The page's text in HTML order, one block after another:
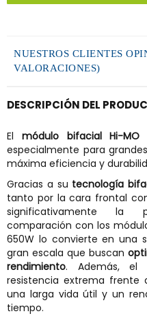
NUESTROS CLIENTES
VALORACIONES)
DESCRIPCIÓN DEL
El módulo bifacial Hi-MO
especialmente para
máxima eficiencia y
Gracias a su tecnología
tanto por la cara frontal
significativamente la
comparación con los
650W lo convierte en una
gran escala que buscan
rendimiento. Además, el
resistencia extrema frente
una larga vida útil y un
tiempo.